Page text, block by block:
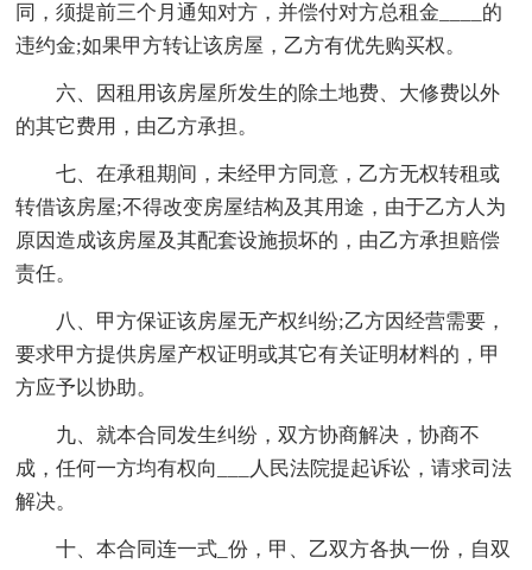
同，须提前三个月通知对方，并偿付对方总租金____的
违约金;如果甲方转让该房屋，乙方有优先购买权。
六、因租用该房屋所发生的除土地费、大修费以外
的其它费用，由乙方承担。
七、在承租期间，未经甲方同意，乙方无权转租或
转借该房屋;不得改变房屋结构及其用途，由于乙方人为
原因造成该房屋及其配套设施损坏的，由乙方承担赔偿
责任。
八、甲方保证该房屋无产权纠纷;乙方因经营需要，
要求甲方提供房屋产权证明或其它有关证明材料的，甲
方应予以协助。
九、就本合同发生纠纷，双方协商解决，协商不
成，任何一方均有权向___人民法院提起诉讼，请求司法
解决。
十、本合同连一式_份，甲、乙双方各执一份，自双